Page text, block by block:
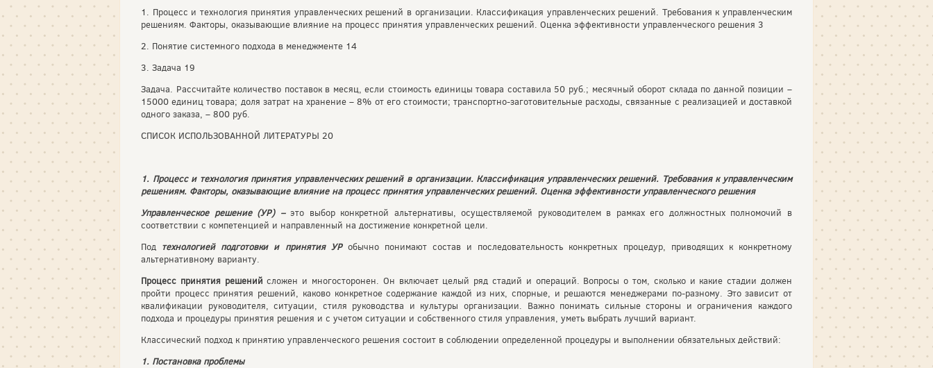
1. Процесс и технология принятия управленческих решений в организации. Классификация управленческих решений. Требования к управленческим
решениям. Факторы, оказывающие влияние на процесс принятия управленческих решений. Оценка эффективности управленческого решения 3
2. Понятие системного подхода в менеджменте 14
3. Задача 19
Задача. Рассчитайте количество поставок в месяц, если стоимость единицы товара составила 50 руб.; месячный оборот склада по данной позиции –
15000 единиц товара; доля затрат на хранение – 8% от его стоимости; транспортно-заготовительные расходы, связанные с реализацией и доставкой
одного заказа, – 800 руб.
СПИСОК ИСПОЛЬЗОВАННОЙ ЛИТЕРАТУРЫ 20
1. Процесс и технология принятия управленческих решений в организации. Классификация управленческих решений. Требования к управленческим
решениям. Факторы, оказывающие влияние на процесс принятия управленческих решений. Оценка эффективности управленческого решения
Управленческое решение (УР) –это выбор конкретной альтернативы, осуществляемой руководителем в рамках его должностных полномочий в
соответствии с компетенцией и направленный на достижение конкретной цели.
Под технологией подготовки и принятия УР обычно понимают состав и последовательность конкретных процедур, приводящих к конкретному
альтернативному варианту.
Процесс принятия решений сложен и многосторонен. Он включает целый ряд стадий и операций. Вопросы о том, сколько и какие стадии должен
пройти процесс принятия решений, каково конкретное содержание каждой из них, спорные, и решаются менеджерами по-разному. Это зависит от
квалификации руководителя, ситуации, стиля руководства и культуры организации. Важно понимать сильные стороны и ограничения каждого
подхода и процедуры принятия решения и с учетом ситуации и собственного стиля управления, уметь выбрать лучший вариант.
Классический подход к принятию управленческого решения состоит в соблюдении определенной процедуры и выполнении обязательных действий:
1. Постановка проблемы